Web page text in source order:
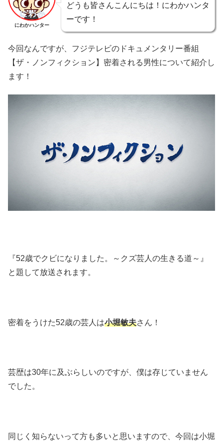
にわかハンター
どうも皆さんこんにちは！にわかハンタ
ーです！
今回なんですが、フジテレビのドキュメンタリー番組
【ザ・ノンフィクション】密着される男性について紹介し
ます！
『52歳でクビになりました。～クズ芸人の生きる道～』
と題して放送されます。
密着をうけた52歳の芸人は小堀敏夫さん！
芸歴は30年に及ぶらしいのですが、僕は存じていません
でした。
同じく知らないって方も多いと思いますので、今回は小堀